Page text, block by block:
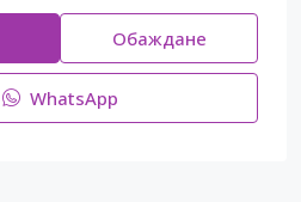
Обаждане
WhatsApp